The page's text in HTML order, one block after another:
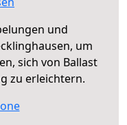
und
um
sich von Ballast
zu erleichtern.